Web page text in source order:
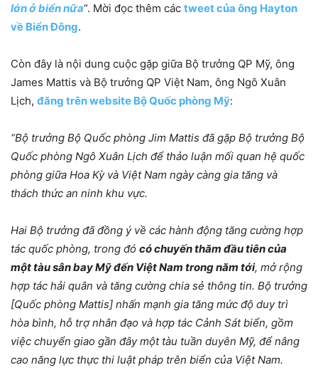
lớn ở biển nữa“. Mời đọc thêm các tweet của ông Hayton
về Biển Đông.
Còn đây là nội dung cuộc gặp giữa Bộ trưởng QP Mỹ, ông
James Mattis và Bộ trưởng QP Việt Nam, ông Ngô Xuân
Lịch, đăng trên website Bộ Quốc phòng Mỹ:
“Bộ trưởng Bộ Quốc phòng Jim Mattis đã gặp Bộ trưởng Bộ
Quốc phòng Ngô Xuân Lịch để thảo luận mối quan hệ quốc
phòng giữa Hoa Kỳ và Việt Nam ngày càng gia tăng và
thách thức an ninh khu vực.
Hai Bộ trưởng đã đồng ý về các hành động tăng cường hợp
tác quốc phòng, trong đó có chuyến thăm đầu tiên của
một tàu sân bay Mỹ đến Việt Nam trong năm tới, mở rộng
hợp tác hải quân và tăng cường chia sẻ thông tin. Bộ trưởng
[Quốc phòng Mattis] nhấn mạnh gia tăng mức độ duy trì
hòa bình, hỗ trợ nhân đạo và hợp tác Cảnh Sát biển, gồm
việc chuyển giao gần đây một tàu tuần duyên Mỹ, để nâng
cao năng lực thực thi luật pháp trên biển của Việt Nam.